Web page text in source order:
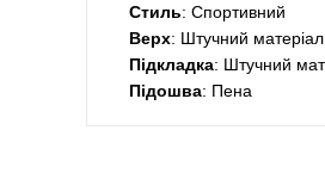
Стиль: Спортивний
Верх: Штучний матеріал
Підкладка: Штучний
Підошва: Пена